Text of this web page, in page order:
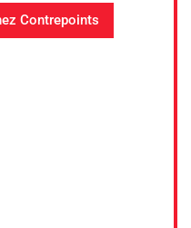
Contrepoints